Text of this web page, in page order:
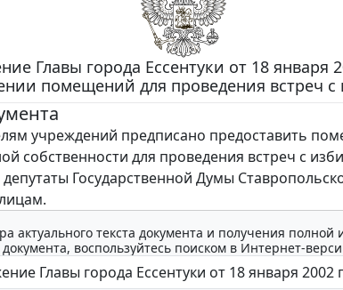
Главы города Ессентуки от 18 января
помещений для проведения встреч
учреждений предписано предоставить
собственности для проведения встреч с
Государственной Думы
актуального текста документа и получения
воспользуйтесь поиском в Интернет-